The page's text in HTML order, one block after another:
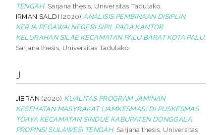
TENGAH. Sarjana thesis, Universitas Tadulako.
IRMAN SALDI (2020) ANALISIS PEMBINAAN DISIPLIN
KERJA PEGAWAI NEGERI SIPIL PADA KANTOR
KELURAHAN SILAE KECAMATAN PALU BARAT KOTA PALU.
Sarjana thesis, Universitas Tadulako.
J
JIBRAN (2020) KUALITAS PROGRAM JAMINAN
KESEHATAN MASYRAKAT (JAMKESMAS) DI PUSKESMAS
TOAYA KECAMATAN SINDUE KABUPATEN DONGGALA
PROPINSI SULAWESI TENGAH. Sarjana thesis, Universitas